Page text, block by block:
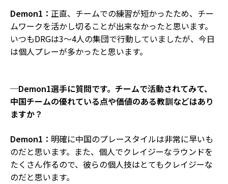
Demon1： 正直、チームでの練習が短かったため、チー
ムワークを活かし切ることが出来なかったと思います。
いつもDRGは3〜4人の集団で行動していましたが、今日
は個人プレーが多かったと思います。
─Demon1選手に質問です。チームで活動されてみて、
中国チームの優れている点や価値のある教訓などはあり
ますか？
Demon1： 明確に中国のプレースタイルは非常に早いも
のだと思います。また、個人でクレイジーなラウンドを
たくさん作るので、彼らの個人技はとてもクレイジーな
のだと思います。